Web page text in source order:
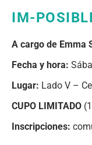
IM-
A cargo de Emma
Fecha y hora:
Lugar: Lado V –
CUPO LIMITADO
Inscripciones: